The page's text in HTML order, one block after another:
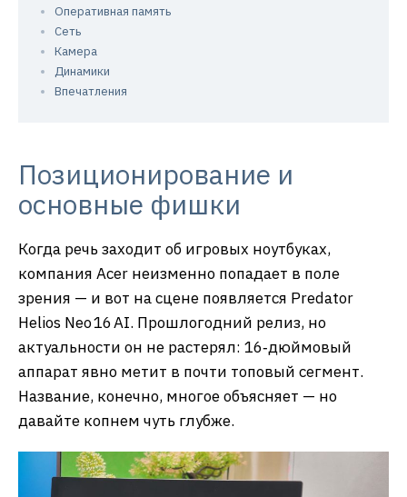
Оперативная память
Сеть
Камера
Динамики
Впечатления
Позиционирование и
основные фишки
Когда речь заходит об игровых ноутбуках,
компания Acer неизменно попадает в поле
зрения — и вот на сцене появляется Predator
Helios Neo 16 AI. Прошлогодний релиз, но
актуальности он не растерял: 16‑дюймовый
аппарат явно метит в почти топовый сегмент.
Название, конечно, многое объясняет — но
давайте копнем чуть глубже.